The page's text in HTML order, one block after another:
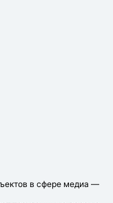
в сфере медиа —